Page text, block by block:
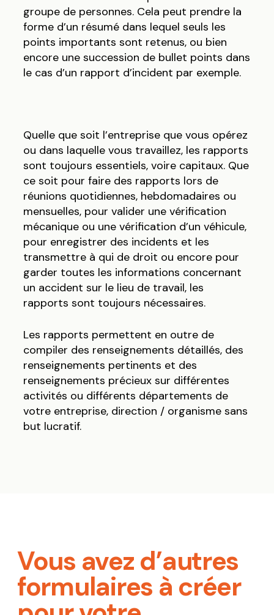
groupe de personnes. Cela peut prendre la
forme d’un résumé dans lequel seuls les
points importants sont retenus, ou bien
encore une succession de bullet points dans
le cas d’un rapport d’incident par exemple.
Quelle que soit l’entreprise que vous opérez
ou dans laquelle vous travaillez, les rapports
sont toujours essentiels, voire capitaux. Que
ce soit pour faire des rapports lors de
réunions quotidiennes, hebdomadaires ou
mensuelles, pour valider une vérification
mécanique ou une vérification d’un véhicule,
pour enregistrer des incidents et les
transmettre à qui de droit ou encore pour
garder toutes les informations concernant
un accident sur le lieu de travail, les
rapports sont toujours nécessaires.
Les rapports permettent en outre de
compiler des renseignements détaillés, des
renseignements pertinents et des
renseignements précieux sur différentes
activités ou différents départements de
votre entreprise, direction / organisme sans
but lucratif.
Vous avez d’autres
formulaires à créer